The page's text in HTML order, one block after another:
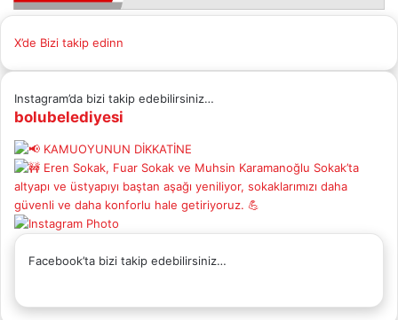
X’de Bizi takip edinn
Instagram’da bizi takip edebilirsiniz…
bolubelediyesi
Facebook’ta bizi takip edebilirsiniz…